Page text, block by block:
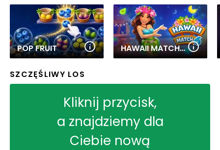
POP FRUIT HAWAII MATCH 6
SZCZĘŚLIWY LOS
Kliknij przycisk,
a znajdziemy dla
Ciebie nową